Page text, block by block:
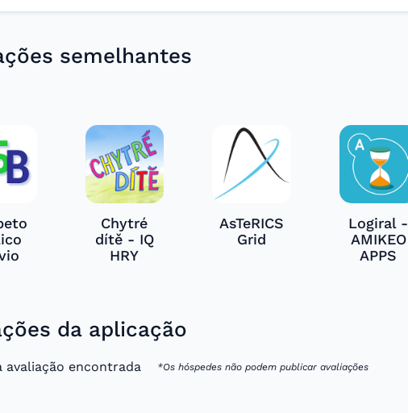
semelhantes
Chytré
dítě - IQ
HRY
AsTeRICS
Grid
Logiral -
AMIKEO
APPS
da aplicação
avaliação encontrada *Os hóspedes não podem publicar avaliações